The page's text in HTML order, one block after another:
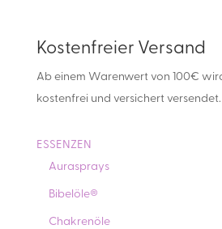
Kostenfreier Versand
Ab einem Warenwert von 100€
kostenfrei und versichert versendet.
ESSENZEN
Aurasprays
Bibelöle®
Chakrenöle